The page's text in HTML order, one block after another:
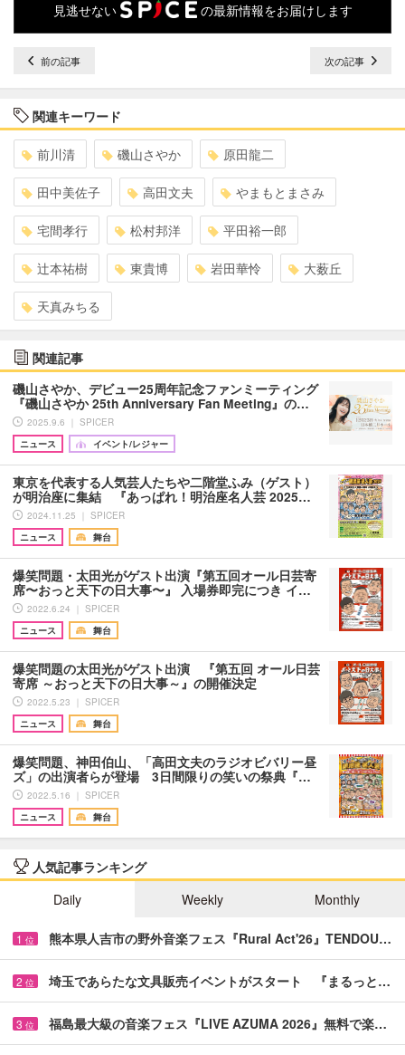
見逃せない の最新情報をお届けします
前の記事 次の記事
関連キーワード
前川清 磯山さやか 原田龍二
田中美佐子 高田文夫 やまもとまさみ
宅間孝行 松村邦洋 平田裕一郎
辻本祐樹 東貴博 岩田華怜 大薮丘
天真みちる
関連記事
磯山さやか、デビュー25周年記念ファンミーティング
『磯山さやか 25th Anniversary Fan Meeting』の…
2025.9.6 ｜ SPICER
ニュース
イベント/レジャー
東京を代表する人気芸人たちや二階堂ふみ（ゲスト）
が明治座に集結 『あっぱれ！明治座名人芸 2025…
2024.11.25 ｜ SPICER
ニュース
舞台
爆笑問題・太田光がゲスト出演『第五回オール日芸寄
席〜おっと天下の日大事〜』 入場券即完につき イ…
2022.6.24 ｜ SPICER
ニュース
舞台
爆笑問題の太田光がゲスト出演 『第五回 オール日芸
寄席 ～おっと天下の日大事～』の開催決定
2022.5.23 ｜ SPICER
ニュース
舞台
爆笑問題、神田伯山、「高田文夫のラジオビバリー昼
ズ」の出演者らが登場 3日間限りの笑いの祭典『…
2022.5.16 ｜ SPICER
ニュース
舞台
人気記事ランキング
Daily
Weekly Monthly
1 位 熊本県人吉市の野外音楽フェス『Rural Act'26』TENDOU…
2 位 埼玉であらたな文具販売イベントがスタート 『まるっと…
3 位 福島最大級の音楽フェス『LIVE AZUMA 2026』無料で楽…